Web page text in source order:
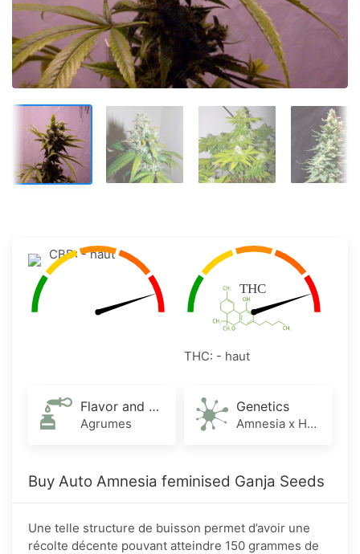
CBD: - haut
THC: - haut
Flavor and Aroma
Agrumes
Genetics
Amnesia x Haze​
Buy Auto Amnesia feminised Ganja Seeds
Une telle structure de buisson permet d’avoir une
récolte décente pouvant atteindre 150 grammes de